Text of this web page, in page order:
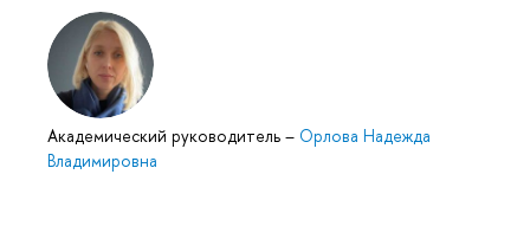
Академический руководитель – Орлова Надежда
Владимировна